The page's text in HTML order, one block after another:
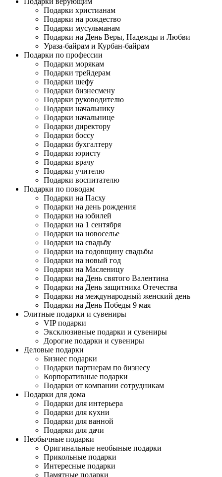
Подарки христианам
Подарки на рождество
Подарки мусульманам
Подарки на День Веры, Надежды и Любви
Ураза-байрам и Курбан-байрам
Подарки по профессии
Подарки морякам
Подарки трейдерам
Подарки шефу
Подарки бизнесмену
Подарки руководителю
Подарки начальнику
Подарки начальнице
Подарки директору
Подарки боссу
Подарки бухгалтеру
Подарки юристу
Подарки врачу
Подарки учителю
Подарки воспитателю
Подарки по поводам
Подарки на Пасху
Подарки на день рождения
Подарки на юбилей
Подарки на 1 сентября
Подарки на новоселье
Подарки на свадьбу
Подарки на годовщину свадьбы
Подарки на новый год
Подарки на Масленицу
Подарки на День святого Валентина
Подарки на День защитника Отечества
Подарки на международный женский день
Подарки на День Победы 9 мая
Элитные подарки и сувениры
VIP подарки
Эксклюзивные подарки и сувениры
Дорогие подарки и сувениры
Деловые подарки
Бизнес подарки
Подарки партнерам по бизнесу
Корпоративные подарки
Подарки от компании сотрудникам
Подарки для дома
Подарки для интерьера
Подарки для кухни
Подарки для ванной
Подарки для дачи
Необычные подарки
Оригинальные необыные подарки
Прикольные подарки
Интересные подарки
Памятные подарки